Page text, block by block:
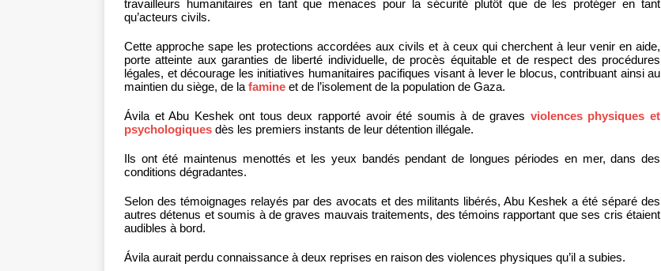
travailleurs humanitaires en tant que menaces pour la sécurité plutôt que de les protéger en tant
qu’acteurs civils.
Cette approche sape les protections accordées aux civils et à ceux qui cherchent à leur venir en aide,
porte atteinte aux garanties de liberté individuelle, de procès équitable et de respect des procédures
légales, et décourage les initiatives humanitaires pacifiques visant à lever le blocus, contribuant ainsi au
maintien du siège, de la famine et de l’isolement de la population de Gaza.
Ávila et Abu Keshek ont tous deux rapporté avoir été soumis à de graves violences physiques et
psychologiques dès les premiers instants de leur détention illégale.
Ils ont été maintenus menottés et les yeux bandés pendant de longues périodes en mer, dans des
conditions dégradantes.
Selon des témoignages relayés par des avocats et des militants libérés, Abu Keshek a été séparé des
autres détenus et soumis à de graves mauvais traitements, des témoins rapportant que ses cris étaient
audibles à bord.
Ávila aurait perdu connaissance à deux reprises en raison des violences physiques qu’il a subies.